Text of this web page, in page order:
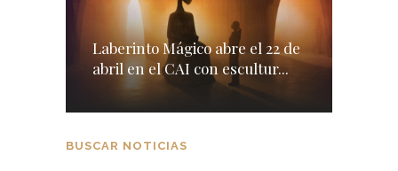
Laberinto Mágico abre el 22 de
abril en el CAI con escultur...
BUSCAR NOTICIAS